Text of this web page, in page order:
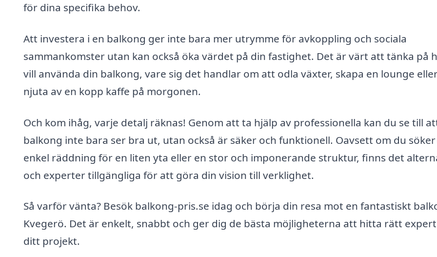
för dina specifika behov.
Att investera i en balkong ger inte bara mer utrymme för avkoppling och sociala
sammankomster utan kan också öka värdet på din fastighet. Det är värt att tänka på
vill använda din balkong, vare sig det handlar om att odla växter, skapa en lounge
njuta av en kopp kaffe på morgonen.
Och kom ihåg, varje detalj räknas! Genom att ta hjälp av professionella kan du se till
balkong inte bara ser bra ut, utan också är säker och funktionell. Oavsett om du
enkel räddning för en liten yta eller en stor och imponerande struktur, finns det
och experter tillgängliga för att göra din vision till verklighet.
Så varför vänta? Besök balkong-pris.se idag och börja din resa mot en fantastiskt
Kvegerö. Det är enkelt, snabbt och ger dig de bästa möjligheterna att hitta rätt
ditt projekt.